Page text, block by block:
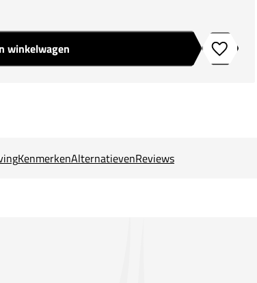
winkelwagen
KenmerkenAlternatievenReviews